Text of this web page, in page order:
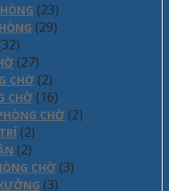
(23)
(29)
(27)
CHỜ (2)
CHỜ (16)
CHỜ (2)
(2)
(2)
CHỜ (3)
(3)